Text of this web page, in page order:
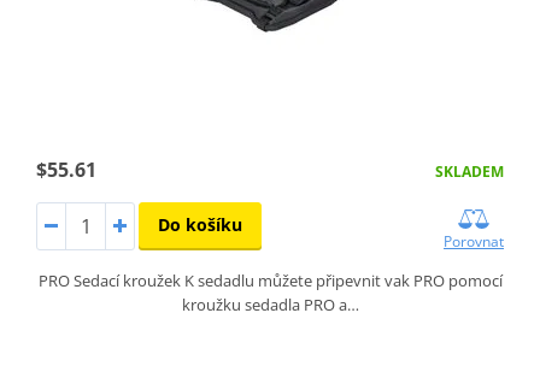
$55.61 SKLADEM
Do košíku
Porovnat
PRO Sedací kroužek K sedadlu můžete připevnit vak PRO pomocí
kroužku sedadla PRO a…